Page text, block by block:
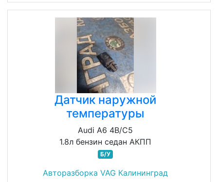
Датчик наружной
температуры
Audi A6 4B/C5
1.8л бензин седан АКПП
Б/У
Авторазборка VAG Калининград